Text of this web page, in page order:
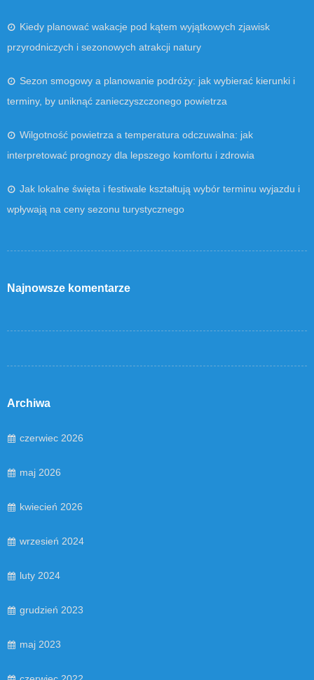
Kiedy planować wakacje pod kątem wyjątkowych zjawisk
przyrodniczych i sezonowych atrakcji natury
Sezon smogowy a planowanie podróży: jak wybierać kierunki i
terminy, by uniknąć zanieczyszczonego powietrza
Wilgotność powietrza a temperatura odczuwalna: jak
interpretować prognozy dla lepszego komfortu i zdrowia
Jak lokalne święta i festiwale kształtują wybór terminu wyjazdu i
wpływają na ceny sezonu turystycznego
Najnowsze komentarze
Archiwa
czerwiec 2026
maj 2026
kwiecień 2026
wrzesień 2024
luty 2024
grudzień 2023
maj 2023